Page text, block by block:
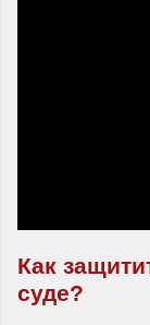
Как
суде?